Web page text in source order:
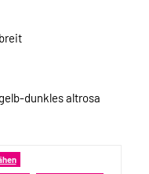
dunkles altrosa